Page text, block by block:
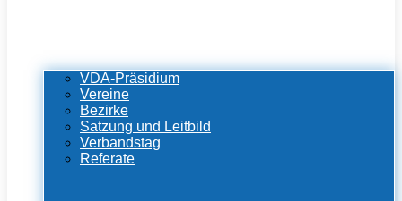
VDA-Präsidium
Vereine
Bezirke
Satzung und Leitbild
Verbandstag
Referate